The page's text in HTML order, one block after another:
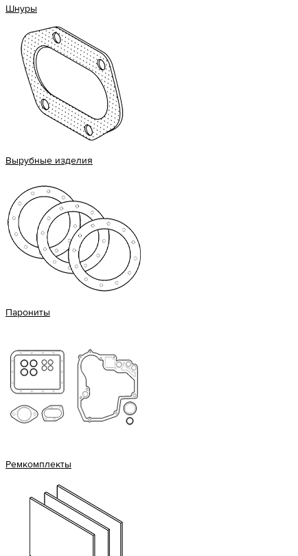
Шнуры
Вырубные изделия
Парониты
Ремкомплекты